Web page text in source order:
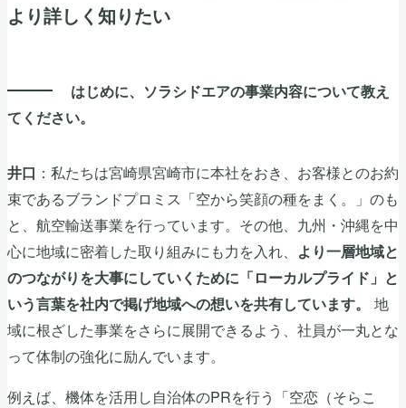
より詳しく知りたい
はじめに、ソラシドエアの事業内容について教え
てください。
井口 ：私たちは宮崎県宮崎市に本社をおき、お客様とのお約
束であるブランドプロミス「空から笑顔の種をまく。」のも
と、航空輸送事業を行っています。その他、九州・沖縄を中
心に地域に密着した取り組みにも力を入れ、
より一層地域と
のつながりを大事にしていくために「ローカルプライド」と
いう言葉を社内で掲げ地域への想いを共有しています。
地
域に根ざした事業をさらに展開できるよう、社員が一丸とな
って体制の強化に励んでいます。
例えば、機体を活用し自治体のPRを行う「空恋（そらこ